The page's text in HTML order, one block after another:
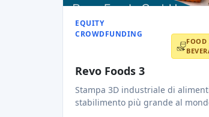
EQUITY
CROWDFUNDING
Revo Foods 3
Stampa 3D industriale di
stabilimento più grande al